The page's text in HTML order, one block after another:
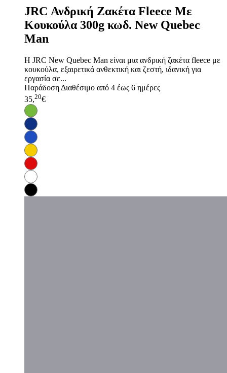
JRC Ανδρική Ζακέτα Fleece Με
Κουκούλα 300g κωδ. New Quebec
Man
Η JRC New Quebec Man είναι μια ανδρική ζακέτα fleece με
κουκούλα, εξαιρετικά ανθεκτική και ζεστή, ιδανική για
εργασία σε...
Παράδοση Διαθέσιμο από 4 έως 6 ημέρες
35,20€